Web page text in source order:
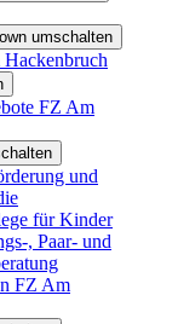
umschalten
FZ Am
und
für Kinder
, Paar- und
FZ Am